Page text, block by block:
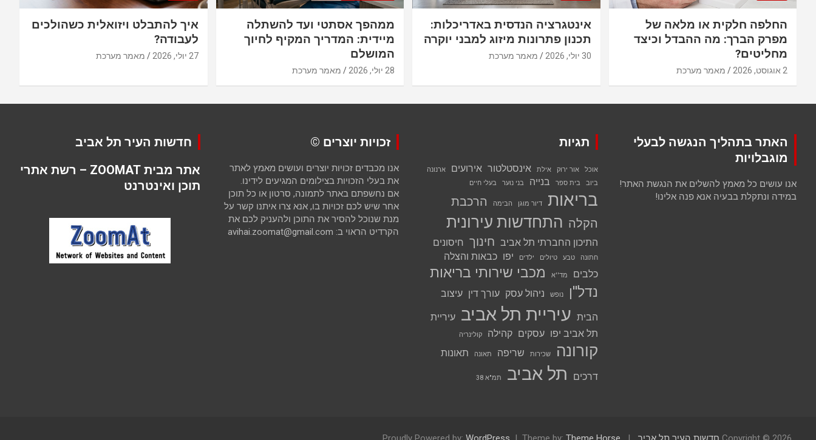
החלפה חלקית או מלאה של
מפרק הברך: מה ההבדל וכיצד
מחליטים?
2 אוגוסט, 2026 מאמר מערכת
אינטגרציה הנדסית באדריכלות:
תכנון פתרונות מיזוג למבני יוקרה
30 יולי, 2026 מאמר מערכת
ממהפך אסתטי ועד להשתלה
מיידית: המדריך המקיף לחיוך
המושלם
28 יולי, 2026 מאמר מערכת
איך להתבלט ויזואלית כשהולכים
לעבודה?
27 יולי, 2026 מאמר מערכת
האתר בתהליך הנגשה לבעלי
מוגבלויות
אנו עושים כל מאמץ להשלים את הנגשת האתר!
במידה ונתקלת בבעיה אנא פנה אלינו!
תגיות
אוכל אור ירוק אילת אינסטלטור אירועים
ארנונה
ביוב
בית ספר בנייה בני נוער בעלי חיים
בריאות דיור מוגן הבימה
הרכבת
הקלה התחדשות עירונית
התיכון החברתי תל אביב חינוך חיסונים
חתונה טבע טיולים ילדים יפו כבאות והצלה
כלבים
מד''א
מכבי שירותי בריאות
נדל''ן
נופש ניהול עסק עורך דין עיצוב
הבית עיריית תל אביב עיריית
תל אביב יפו עסקים קהילה קולינריה
קורונה שכירות שריפה תאונה תאונות
דרכים תל אביב תמ"א 38
זכויות יוצרים ©
אנו מכבדים זכויות יוצרים ועושים מאמץ לאתר
את בעלי הזכויות בצילומים המגיעים לידינו.
אם נחשפתם באתר לתמונה, סרטון או כל תוכן
אחר שיש לכם זכויות בו, אנא צרו איתנו קשר על
מנת שנוכל להסיר את התוכן ולהעניק לכם את
הקרדיט הראוי ב: avihai.zoomat@gmail.com
חדשות העיר תל אביב
אתר מבית ZOOMAT – רשת אתרי
תוכן ואינטרנט